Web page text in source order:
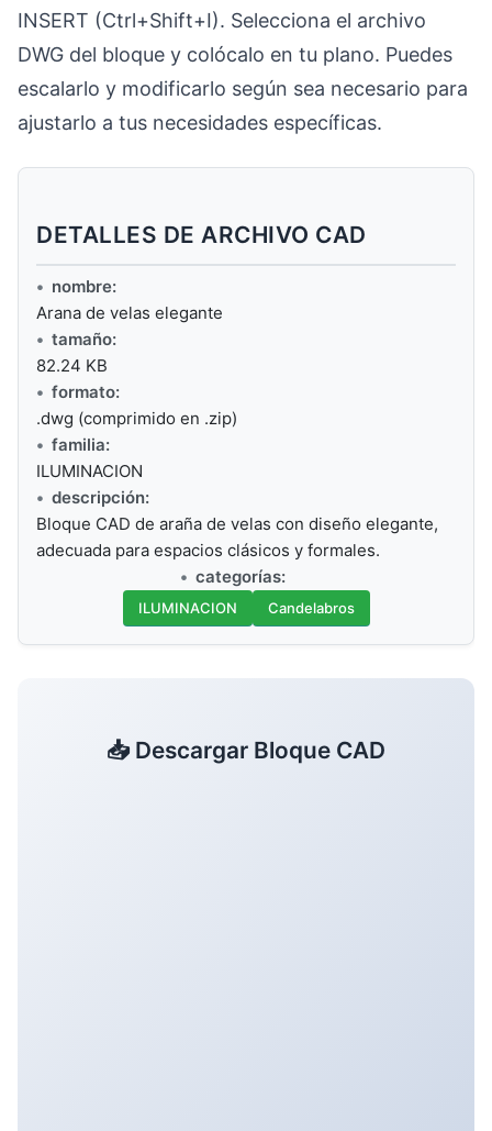
INSERT (Ctrl+Shift+I). Selecciona el archivo
DWG del bloque y colócalo en tu plano. Puedes
escalarlo y modificarlo según sea necesario para
ajustarlo a tus necesidades específicas.
DETALLES DE ARCHIVO CAD
nombre:
Arana de velas elegante
tamaño:
82.24 KB
formato:
.dwg (comprimido en .zip)
familia:
ILUMINACION
descripción:
Bloque CAD de araña de velas con diseño elegante,
adecuada para espacios clásicos y formales.
categorías:
ILUMINACION Candelabros
📥 Descargar Bloque CAD